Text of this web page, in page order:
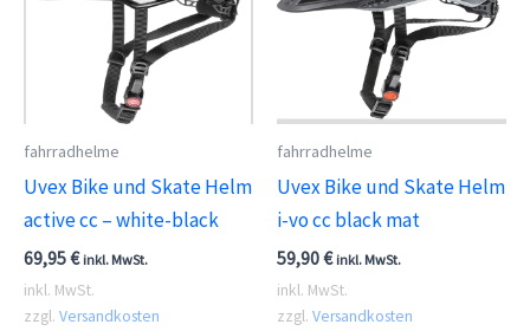
fahrradhelme
Uvex Bike und Skate Helm
active cc – white-black
69,95€ inkl. MwSt.
inkl. MwSt.
zzgl. Versandkosten
fahrradhelme
Uvex Bike und Skate Helm
i-vo cc black mat
59,90€ inkl. MwSt.
inkl. MwSt.
zzgl. Versandkosten